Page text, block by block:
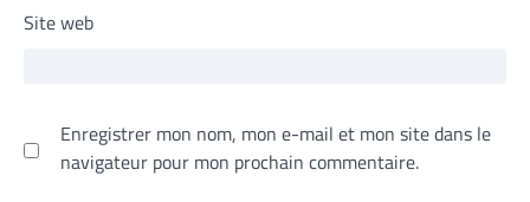
Site web
Enregistrer mon nom, mon e-mail et mon site dans le
navigateur pour mon prochain commentaire.